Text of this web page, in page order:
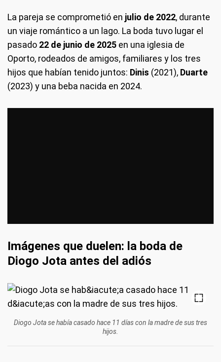
La pareja se comprometió en julio de 2022, durante
un viaje romántico a un lago. La boda tuvo lugar el
pasado 22 de junio de 2025 en una iglesia de
Oporto, rodeados de amigos, familiares y los tres
hijos que habían tenido juntos: Dinis (2021), Duarte
(2023) y una beba nacida en 2024.
Imágenes que duelen: la boda de
Diogo Jota antes del adiós
Diogo Jota se había casado hace 11 días con la madre de sus tres
hijos.